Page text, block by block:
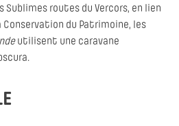
routes du Vercors, en lien
du Patrimoine, les
utilisent une caravane